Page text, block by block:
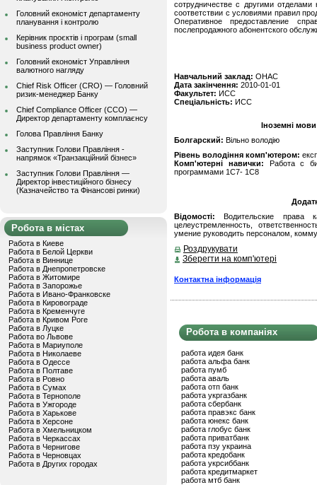
Головний економіст департаменту
планування і контролю
Керівник проєктів і програм (small
business product owner)
Головний економіст Управління
валютного нагляду
Chief Risk Officer (CRO) — Головний
ризик-менеджер Банку
Chief Compliance Officer (CCO) —
Директор департаменту комплаєнсу
Голова Правління Банку
Заступник Голови Правління -
напрямок «Транзакційний бізнес»
Заступник Голови Правління —
Директор інвестиційного бізнесу
(Казначейство та Фінансові ринки)
Робота в містах
Работа в Киеве
Работа в Белой Церкви
Работа в Виннице
Работа в Днепропетровске
Работа в Житомире
Работа в Запорожье
Работа в Ивано-Франковске
Работа в Кировограде
Работа в Кременчуге
Работа в Кривом Роге
Работа в Луцке
Работа во Львове
Работа в Мариуполе
Работа в Николаеве
Работа в Одессе
Работа в Полтаве
Работа в Ровно
Работа в Сумах
Работа в Тернополе
Работа в Ужгороде
Работа в Харькове
Работа в Херсоне
Работа в Хмельницком
Работа в Черкассах
Работа в Чернигове
Работа в Черновцах
Работа в Других городах
сотрудничестве с другими
соответствии с условиями правил
Оперативное предоставление
послепродажного абонентского
Навчальний заклад: ОНАС
Дата закінчення: 2010-01-01
Факультет: ИСС
Спеціальність: ИСС
Іноземні
Болгарский: Вільно володію
Рівень володіння комп'ютером:
Комп'ютерні навички: Работа с
программами 1С7- 1С8
Відомості: Водительские права
целеустремленность,
умение руководить персоналом,
Роздрукувати
Зберегти на комп'ютері
Контактна інформація
Робота в компаніях
работа идея банк
работа альфа банк
работа пумб
работа аваль
работа отп банк
работа укргазбанк
работа сбербанк
работа правэкс банк
работа юнекс банк
работа глобус банк
работа приватбанк
работа пзу украина
работа кредобанк
работа укрсиббанк
работа кредитмаркет
работа мтб банк